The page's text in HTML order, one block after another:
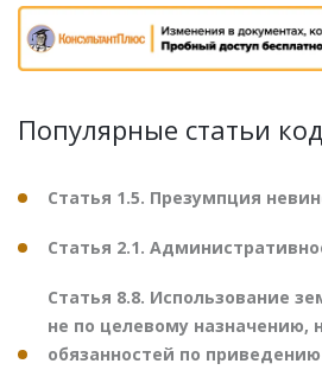
Популярные статьи
Статья 1.5. Презумпция
Статья 2.1.
Статья 8.8. Использование
не по целевому назначению,
обязанностей по